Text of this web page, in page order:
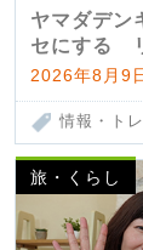
匠 第7弾
ヤマダデン
セにする
2026年8月9
情報・ト
旅・くらし